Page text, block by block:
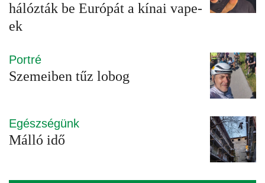
hálózták be Európát a kínai vape-
ek
Portré
Szemeiben tűz lobog
Egészségünk
Málló idő